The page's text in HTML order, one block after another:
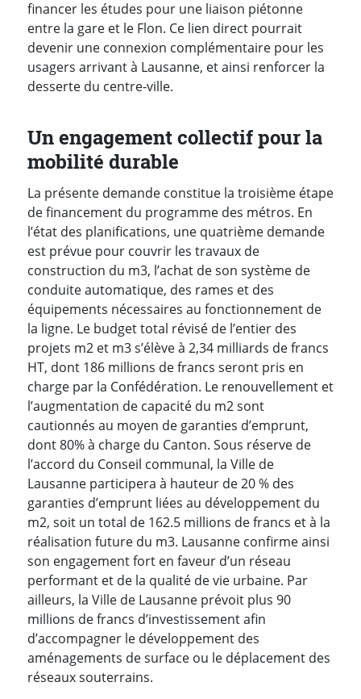
financer les études pour une liaison piétonne
entre la gare et le Flon. Ce lien direct pourrait
devenir une connexion complémentaire pour les
usagers arrivant à Lausanne, et ainsi renforcer la
desserte du centre-ville.
Un engagement collectif pour la
mobilité durable
La présente demande constitue la troisième étape
de financement du programme des métros. En
l’état des planifications, une quatrième demande
est prévue pour couvrir les travaux de
construction du m3, l’achat de son système de
conduite automatique, des rames et des
équipements nécessaires au fonctionnement de
la ligne. Le budget total révisé de l’entier des
projets m2 et m3 s’élève à 2,34 milliards de francs
HT, dont 186 millions de francs seront pris en
charge par la Confédération. Le renouvellement et
l’augmentation de capacité du m2 sont
cautionnés au moyen de garanties d’emprunt,
dont 80% à charge du Canton. Sous réserve de
l’accord du Conseil communal, la Ville de
Lausanne participera à hauteur de 20 % des
garanties d’emprunt liées au développement du
m2, soit un total de 162.5 millions de francs et à la
réalisation future du m3. Lausanne confirme ainsi
son engagement fort en faveur d’un réseau
performant et de la qualité de vie urbaine. Par
ailleurs, la Ville de Lausanne prévoit plus 90
millions de francs d’investissement afin
d’accompagner le développement des
aménagements de surface ou le déplacement des
réseaux souterrains.